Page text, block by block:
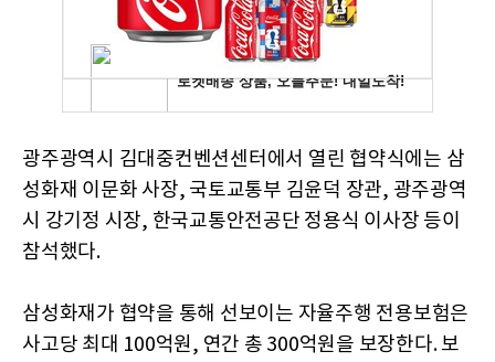
광주광역시 김대중컨벤션센터에서 열린 협약식에는 삼
성화재 이문화 사장, 국토교통부 김윤덕 장관, 광주광역
시 강기정 시장, 한국교통안전공단 정용식 이사장 등이
참석했다.
삼성화재가 협약을 통해 선보이는 자율주행 전용보험은
사고당 최대 100억원, 연간 총 300억원을 보장한다. 보